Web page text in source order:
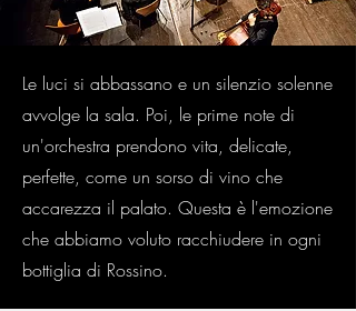
​Le luci si abbassano e un silenzio solenne
avvolge la sala. Poi, le prime note di
un'orchestra prendono vita, delicate,
perfette, come un sorso di vino che
accarezza il palato. Questa è l'emozione
che abbiamo voluto racchiudere in ogni
bottiglia di Rossino.